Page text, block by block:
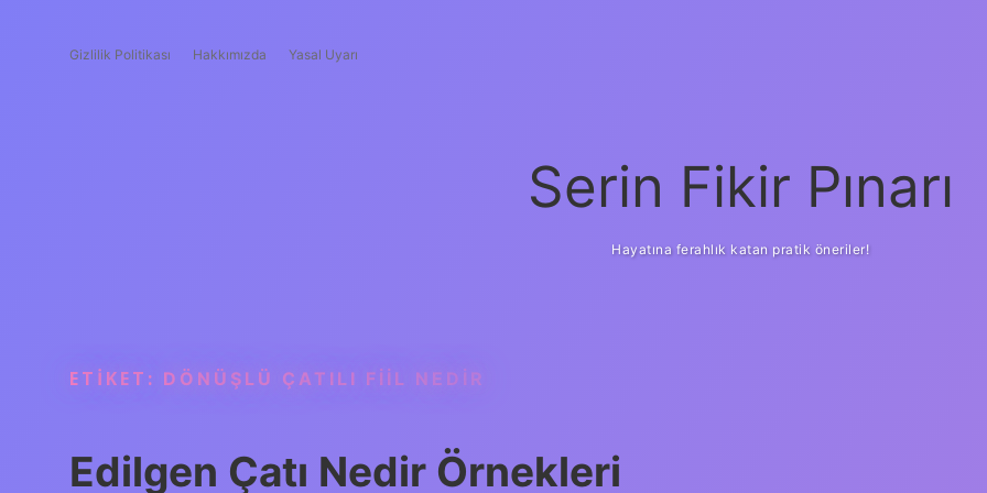
Gizlilik Politikası Hakkımızda Yasal Uyarı
Serin Fikir Pınarı
Hayatına ferahlık katan pratik öneriler!
ETIKET: DÖNÜŞLÜ ÇATILI FIIL NEDIR
Edilgen Çatı Nedir Örnekleri